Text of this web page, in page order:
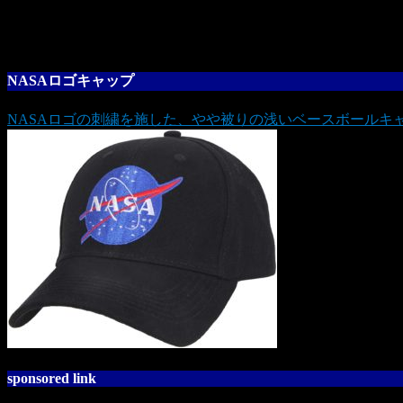
NASAロゴキャップ
NASAロゴの刺繍を施した、やや被りの浅いベースボールキ
sponsored link